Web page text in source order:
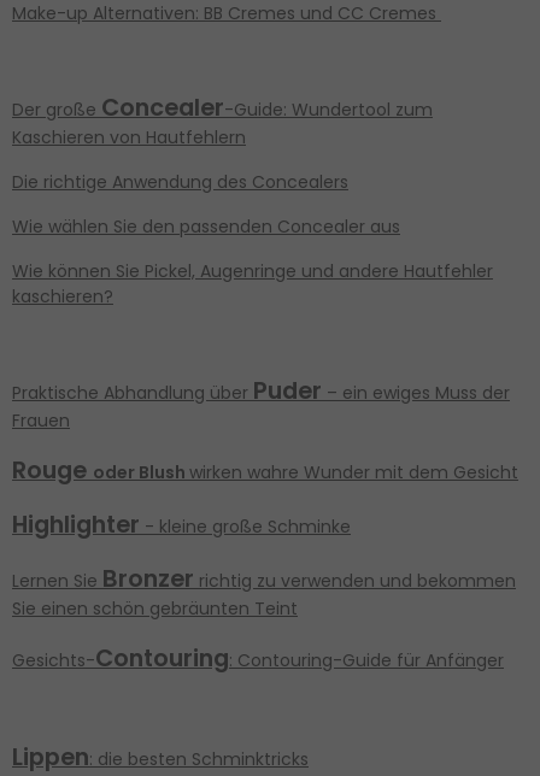
Make-up Alternativen: BB Cremes und CC Cremes
Der große Concealer-Guide: Wundertool zum
Kaschieren von Hautfehlern
Die richtige Anwendung des Concealers
Wie wählen Sie den passenden Concealer aus
Wie können Sie Pickel, Augenringe und andere Hautfehler
kaschieren?
Praktische Abhandlung über Puder – ein ewiges Muss der
Frauen
Rouge oder Blush wirken wahre Wunder mit dem Gesicht
Highlighter - kleine große Schminke
Lernen Sie Bronzer richtig zu verwenden und bekommen
Sie einen schön gebräunten Teint
Gesichts-Contouring: Contouring-Guide für Anfänger
Lippen: die besten Schminktricks